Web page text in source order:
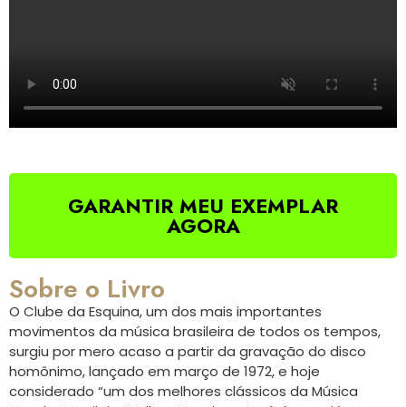
GARANTIR MEU EXEMPLAR
AGORA
Sobre o Livro
O Clube da Esquina, um dos mais importantes
movimentos da música brasileira de todos os tempos,
surgiu por mero acaso a partir da gravação do disco
homônimo, lançado em março de 1972, e hoje
considerado “um dos melhores clássicos da Música